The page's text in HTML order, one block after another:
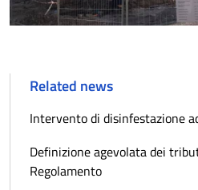
Related news
Intervento di disinfestazione
Definizione agevolata dei
Regolamento